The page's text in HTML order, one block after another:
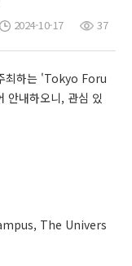
2024-10-17 37
최하는 'Tokyo Foru
안내하오니, 관심 있
The Univers